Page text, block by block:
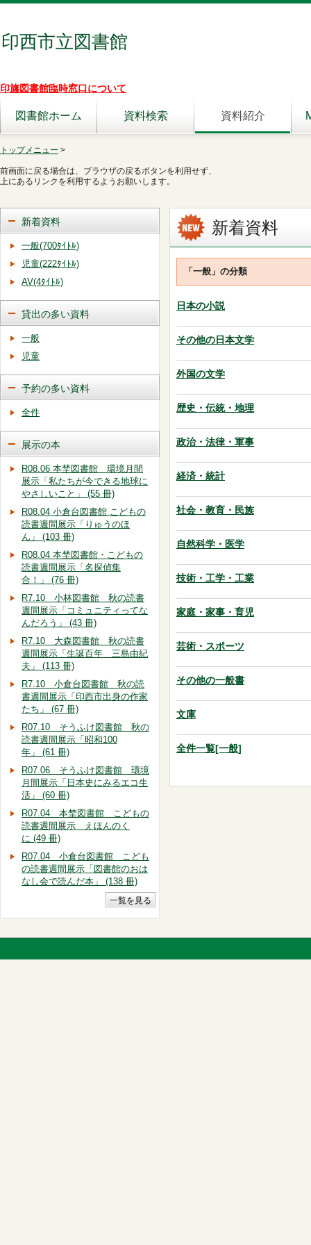
印西市立図書館
印旛図書館臨時窓口について
図書館ホーム 資料検索 資料紹介
トップメニュー >
前画面に戻る場合は、ブラウザの戻るボタンを利用せず、
上にあるリンクを利用するようお願いします。
新着資料
「一般」の分類
日本の小説
その他の日本文学
外国の文学
歴史・伝統・地理
政治・法律・軍事
経済・統計
社会・教育・民族
自然科学・医学
技術・工学・工業
家庭・家事・育児
芸術・スポーツ
その他の一般書
文庫
全件一覧[一般]
新着資料
一般(700ﾀｲﾄﾙ)
児童(222ﾀｲﾄﾙ)
AV(4ﾀｲﾄﾙ)
貸出の多い資料
一般
児童
予約の多い資料
全件
展示の本
R08.06 本埜図書館 環境月間
展示「私たちが今できる地球に
やさしいこと」 (55 冊)
R08.04 小倉台図書館 こどもの
読書週間展示「りゅうのほ
ん」 (103 冊)
R08.04 本埜図書館・こどもの
読書週間展示「名探偵集
合！」 (76 冊)
R7.10 小林図書館 秋の読書
週間展示「コミュニティってな
んだろう」 (43 冊)
R7.10 大森図書館 秋の読書
週間展示「生誕百年 三島由紀
夫」 (113 冊)
R7.10 小倉台図書館 秋の読
書週間展示「印西市出身の作家
たち」 (67 冊)
R07.10 そうふけ図書館 秋の
読書週間展示「昭和100
年」 (61 冊)
R07.06 そうふけ図書館 環境
月間展示「日本史にみるエコ生
活」 (60 冊)
R07.04 本埜図書館 こどもの
読書週間展示 えほんのく
に (49 冊)
R07.04 小倉台図書館 こども
の読書週間展示「図書館のおは
なし会で読んだ本」 (138 冊)